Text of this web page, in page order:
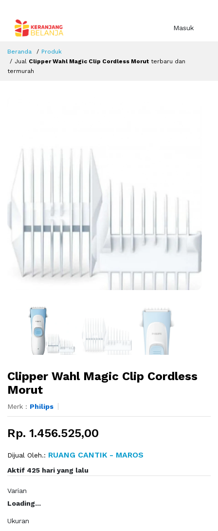
Masuk
Beranda
Produk
Jual Clipper Wahl Magic Clip Cordless Morut terbaru dan
termurah
Clipper Wahl Magic Clip Cordless
Morut
Merk : Philips
Rp. 1.456.525,00
Dijual Oleh.: RUANG CANTIK - MAROS
Aktif 425 hari yang lalu
Varian
Loading...
Ukuran